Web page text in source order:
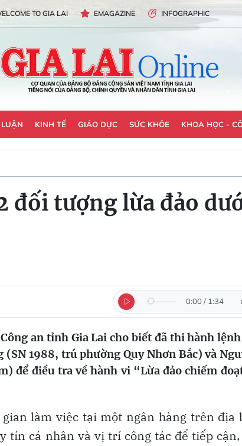
TO GIA LAI EMAGAZINE INFOGRAPHIC
KINH TẾ GIÁO DỤC SỨC KHỎE KHOA HỌC -
đối tượng lừa đảo
0:00 / 1:34
an tỉnh Gia Lai cho biết đã thi hành
1988, trú phường Quy Nhơn Bắc) và
để điều tra về hành vi “Lừa đảo chiếm
làm việc tại một ngân hàng trên địa
tín cá nhân và vị trí công tác để tiếp